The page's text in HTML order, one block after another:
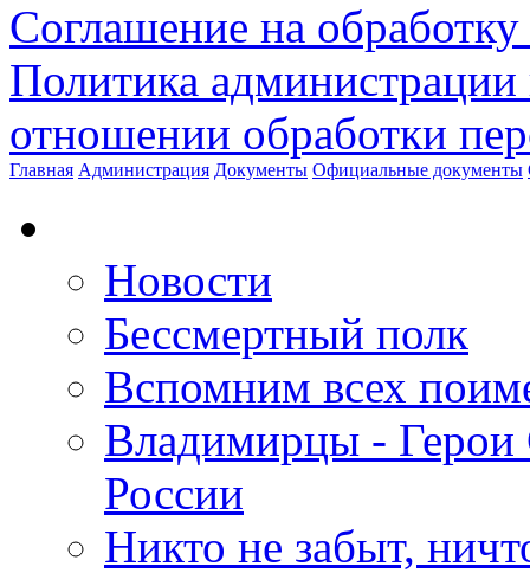
Соглашение на
Политика
отношении обработки
Главная Администрация Документы Официальные документы
Новости
Бессмертный полк
Вспомним всех
Владимирцы - Герои
России
Никто не забыт,